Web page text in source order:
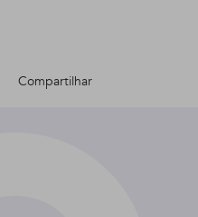
Compartilhar